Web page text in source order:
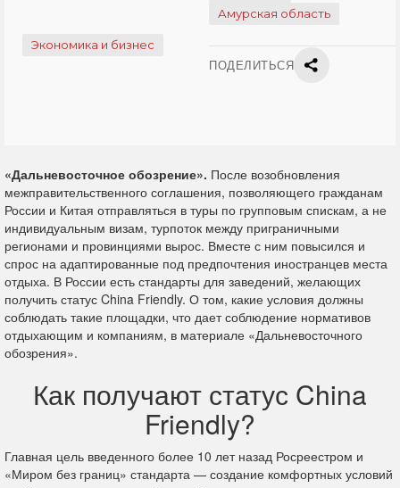
Амурская область
Экономика и бизнес
ПОДЕЛИТЬСЯ
«Дальневосточное обозрение». После возобновления
межправительственного соглашения, позволяющего гражданам
России и Китая отправляться в туры по групповым спискам, а не
индивидуальным визам, турпоток между приграничными
регионами и провинциями вырос. Вместе с ним повысился и
спрос на адаптированные под предпочтения иностранцев места
отдыха. В России есть стандарты для заведений, желающих
получить статус China Friendly. О том, какие условия должны
соблюдать такие площадки, что дает соблюдение нормативов
отдыхающим и компаниям, в материале «Дальневосточного
обозрения».
Как получают статус China
Friendly?
Главная цель введенного более 10 лет назад Росреестром и
«Миром без границ» стандарта — создание комфортных условий